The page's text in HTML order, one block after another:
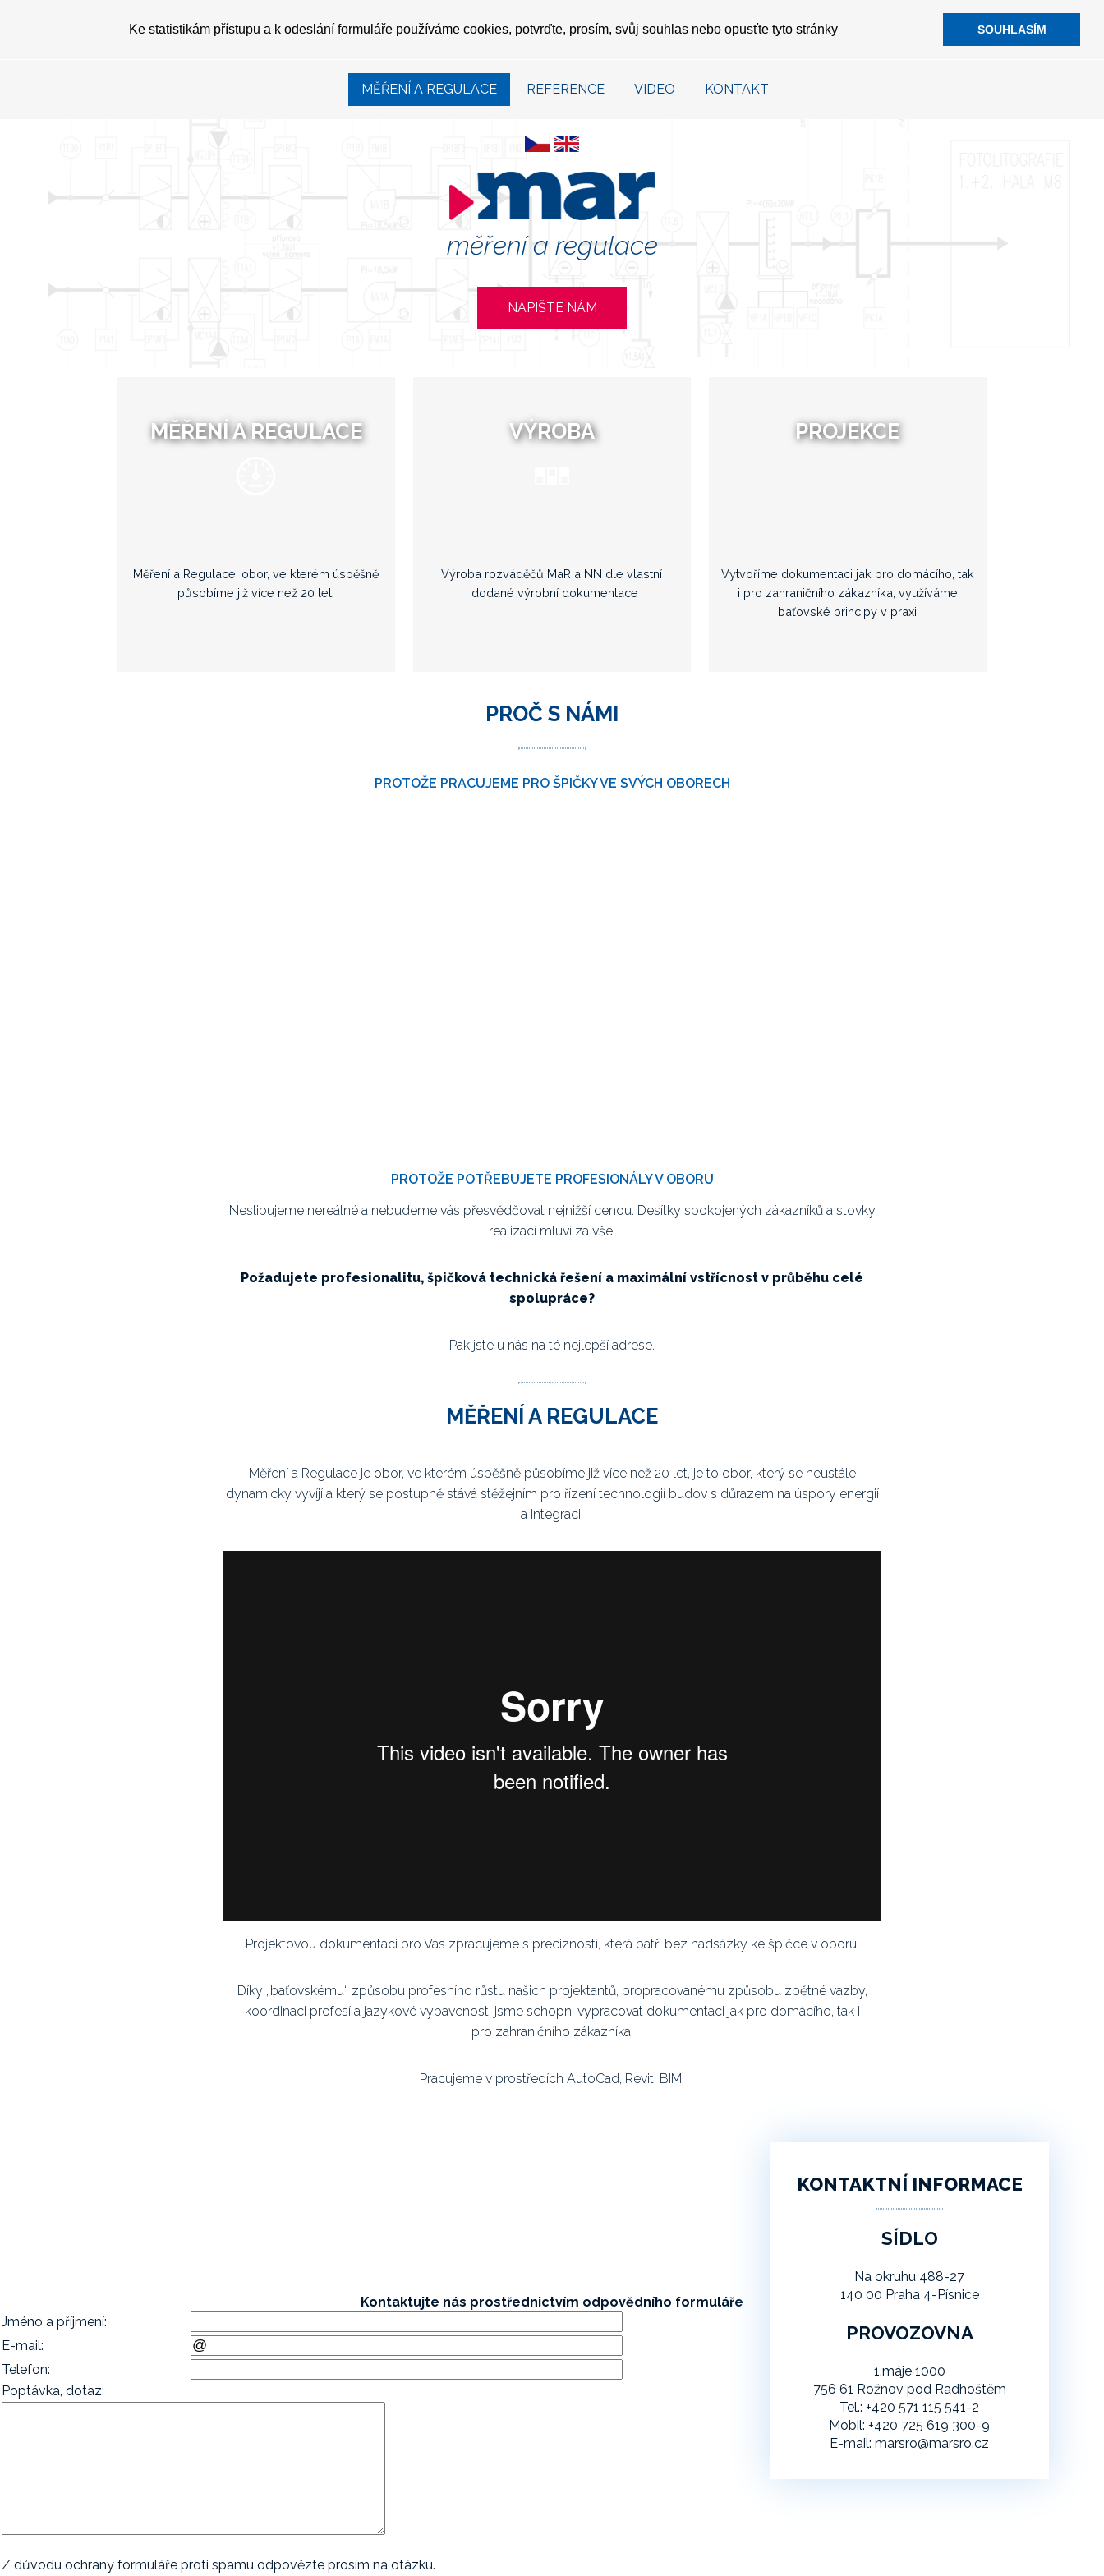
Ke statistikám přístupu a k odeslání formuláře používáme cookies, potvrďte, prosím, svůj souhlas nebo opusťte tyto stránky SOUHLASÍM
MĚŘENÍ A REGULACE REFERENCE VIDEO KONTAKT
měření a regulace
NAPIŠTE NÁM
MĚŘENÍ A REGULACE
Měření a Regulace, obor, ve kterém úspěšně
působíme již více než 20 let.
VÝROBA
Výroba rozváděčů MaR a NN dle vlastní
i dodané výrobní dokumentace
PROJEKCE
Vytvoříme dokumentaci jak pro domácího, tak
i pro zahraničního zákazníka, využíváme
baťovské principy v praxi
PROČ S NÁMI
PROTOŽE PRACUJEME PRO ŠPIČKY VE SVÝCH OBORECH
PROTOŽE POTŘEBUJETE PROFESIONÁLY V OBORU
Neslibujeme nereálné a nebudeme vás přesvědčovat nejnižší cenou. Desítky spokojených zákazníků a stovky
realizací mluví za vše.
Požadujete profesionalitu, špičková technická řešení a maximální vstřícnost v průběhu celé
spolupráce?
Pak jste u nás na té nejlepší adrese.
MĚŘENÍ A REGULACE
Měření a Regulace je obor, ve kterém úspěšně působíme již více než 20 let, je to obor, který se neustále
dynamicky vyvíjí a který se postupně stává stěžejním pro řízení technologií budov s důrazem na úspory energií
a integraci.
Projektovou dokumentaci pro Vás zpracujeme s precizností, která patří bez nadsázky ke špičce v oboru.
Díky „baťovskému“ způsobu profesního růstu našich projektantů, propracovanému způsobu zpětné vazby,
koordinaci profesí a jazykové vybavenosti jsme schopni vypracovat dokumentaci jak pro domácího, tak i
pro zahraničního zákazníka.
Pracujeme v prostředích AutoCad, Revit, BIM.
KONTAKTNÍ INFORMACE
SÍDLO
Na okruhu 488-27
140 00 Praha 4-Písnice
PROVOZOVNA
1.máje 1000
756 61 Rožnov pod Radhoštěm
Tel.: +420 571 115 541-2
Mobil: +420 725 619 300-9
E-mail: marsro@marsro.cz
Kontaktujte nás prostřednictvím odpovědního formuláře
Jméno a příjmení:
E-mail:
Telefon:
Poptávka, dotaz:
Z důvodu ochrany formuláře proti spamu odpovězte prosím na otázku.